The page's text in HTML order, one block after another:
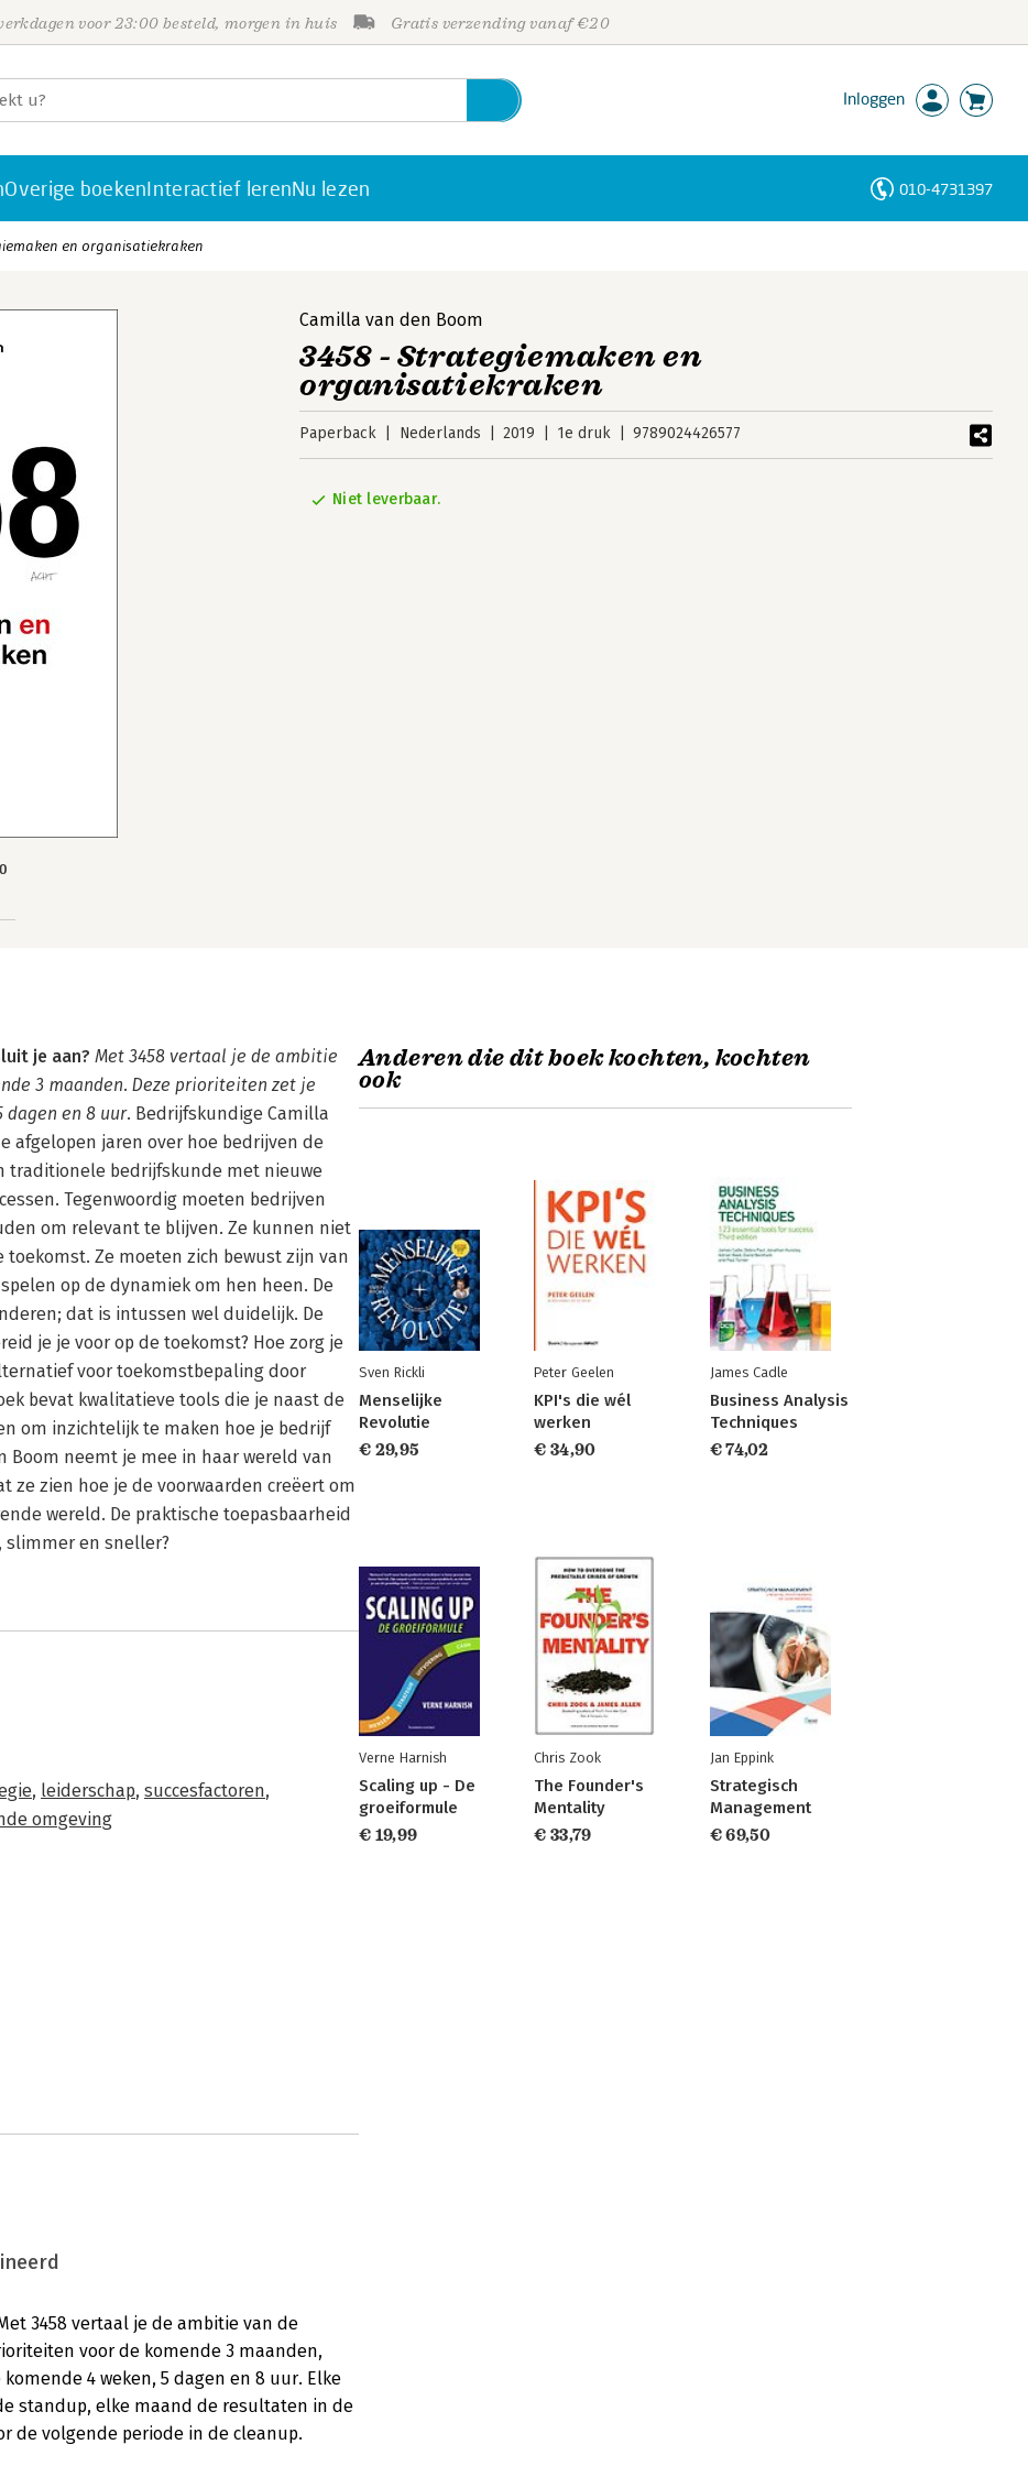
voor 23:00 besteld, morgen in huis Gratis verzending vanaf €20
Inloggen
Overige boekenInteractief lerenNu lezen 010-4731397
en organisatiekraken
Camilla van den Boom
3458 - Strategiemaken en
organisatiekraken
Paperback Nederlands 2019 1e druk 9789024426577
Niet leverbaar.
je aan? Met 3458 vertaal je de ambitie
3 maanden. Deze prioriteiten zet je
en 8 uur. Bedrijfskundige Camilla
afgelopen jaren over hoe bedrijven de
traditionele bedrijfskunde met nieuwe
Tegenwoordig moeten bedrijven
om relevant te blijven. Ze kunnen niet
Ze moeten zich bewust zijn van
op de dynamiek om hen heen. De
dat is intussen wel duidelijk. De
je je voor op de toekomst? Hoe zorg je
voor toekomstbepaling door
bevat kwalitatieve tools die je naast de
om inzichtelijk te maken hoe je bedrijf
Boom neemt je mee in haar wereld van
ze zien hoe je de voorwaarden creëert om
wereld. De praktische toepasbaarheid
slimmer en sneller?
, leiderschap, succesfactoren,
omgeving
3458 vertaal je de ambitie van de
voor de komende 3 maanden,
4 weken, 5 dagen en 8 uur. Elke
standup, elke maand de resultaten in de
de volgende periode in de cleanup.
Anderen die dit boek kochten, kochten
ook
Sven Rickli
Menselijke
Revolutie
€ 29,95
Peter Geelen
KPI's die wél
werken
€ 34,90
James Cadle
Business Analysis
Techniques
€ 74,02
Verne Harnish
Scaling up - De
groeiformule
€ 19,99
Chris Zook
The Founder's
Mentality
€ 33,79
Jan Eppink
Strategisch
Management
€ 69,50
Personen